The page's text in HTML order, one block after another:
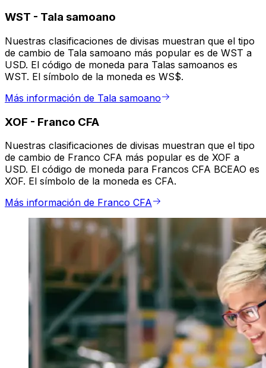
WST - Tala samoano
Nuestras clasificaciones de divisas muestran que el tipo
de cambio de Tala samoano más popular es de WST a
USD. El código de moneda para Talas samoanos es
WST. El símbolo de la moneda es WS$.
Más información de Tala samoano
XOF - Franco CFA
Nuestras clasificaciones de divisas muestran que el tipo
de cambio de Franco CFA más popular es de XOF a
USD. El código de moneda para Francos CFA BCEAO es
XOF. El símbolo de la moneda es CFA.
Más información de Franco CFA